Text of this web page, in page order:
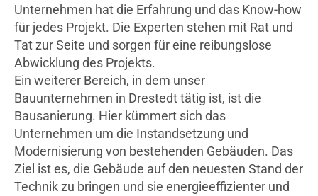
Unternehmen hat die Erfahrung und das Know-how
für jedes Projekt. Die Experten stehen mit Rat und
Tat zur Seite und sorgen für eine reibungslose
Abwicklung des Projekts.
Ein weiterer Bereich, in dem unser
Bauunternehmen in Drestedt tätig ist, ist die
Bausanierung. Hier kümmert sich das
Unternehmen um die Instandsetzung und
Modernisierung von bestehenden Gebäuden. Das
Ziel ist es, die Gebäude auf den neuesten Stand der
Technik zu bringen und sie energieeffizienter und